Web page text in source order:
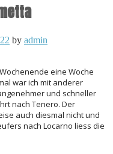
by admin
eine Woche
war ich mit anderer
und schneller
nach Tenero. Der
auch diesmal nicht und
nach Locarno liess die